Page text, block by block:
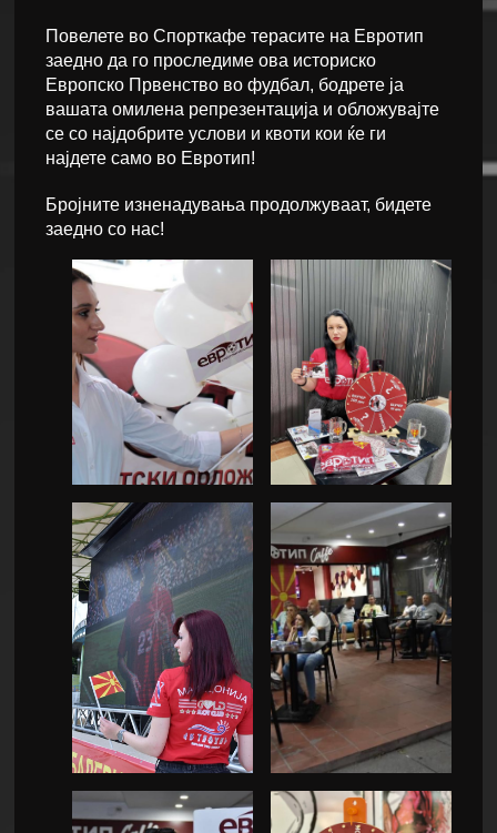
Повелете во Спорткафе терасите на Eвротип
заедно да го проследиме ова историско
Европско Првенство во фудбал, бодрете ја
вашата омилена репрезентација и обложувајте
се со најдобрите услови и квоти кои ќе ги
најдете само во Евротип!
Бројните изненадувања продолжуваат, бидете
заедно со нас!